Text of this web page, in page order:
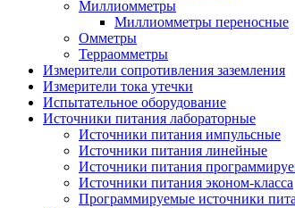
Миллиомметры
Миллиомметры переносные
Омметры
Терраомметры
Измерители сопротивления заземления
Измерители тока утечки
Испытательное оборудование
Источники питания лабораторные
Источники питания импульсные
Источники питания линейные
Источники питания
Источники питания эконом-класса
Программируемые источники